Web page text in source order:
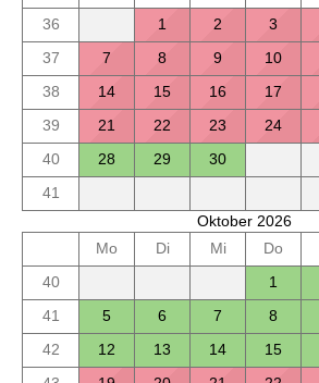
36
1 2 3
37
7 8 9 10
38
14 15 16 17
39
21 22 23 24
40
28 29
30
41
Oktober 2026
Mo
Di Mi Do
40
1
41
5 6 7 8
42
12 13 14 15